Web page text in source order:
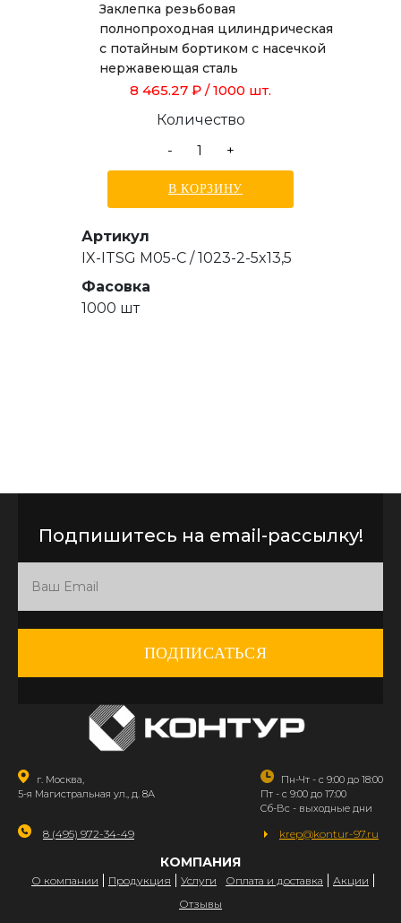
Заклепка резьбовая
полнопроходная цилиндрическая
с потайным бортиком с насечкой
нержавеющая сталь
8 465.27 ₽ / 1000 шт.
Количество
-
+
В КОРЗИНУ
Артикул
IX-ITSG M05-C / 1023-2-5x13,5
Фасовка
1000 шт
Подпишитесь на email-рассылку!
ПОДПИСАТЬСЯ
г. Москва,
5-я Магистральная ул., д. 8А
Пн-Чт - с 9:00 до 18:00
Пт - с 9:00 до 17:00
Сб-Вс - выходные дни
8 (495) 972-34-49 krep@kontur-97.ru
КОМПАНИЯ
О компании Продукция Услуги Оплата и доставка
Акции
Отзывы